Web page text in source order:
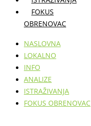
FOKUS
OBRENOVAC
NASLOVNA
LOKALNO
INFO
ANALIZE
ISTRAŽIVANJA
FOKUS OBRENOVAC